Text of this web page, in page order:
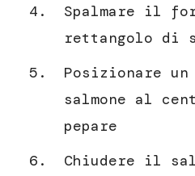
Spalmare il
rettangolo di
Posizionare
salmone al
pepare
Chiudere il